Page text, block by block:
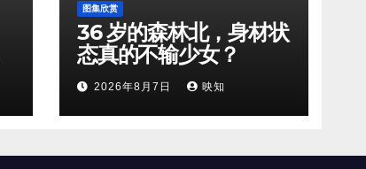
图集欣赏
36 岁的森林北，身材状
态真的不输少女？
2026年8月7日 映知